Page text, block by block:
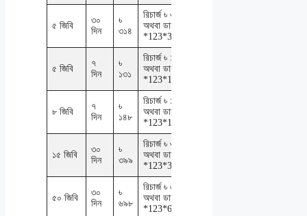
৫ জিবি
৩০
দিন
৳
৩১৪
রিচার্জ ৳ ৩১৪
অথবা ডায়াল
*123*344#
৫ জিবি
৭
দিন
৳
১৩১
রিচার্জ ৳ ১৩১
অথবা ডায়াল
*123*178#
৮ জিবি
৭
দিন
৳
১৪৮
রিচার্জ ৳ ১৪৮
অথবা ডায়াল
*123*148#
১৫ জিবি
৩০
দিন
৳
৩৯৯
রিচার্জ ৳ ৩৯৯
অথবা ডায়াল
*123*399#
৫০ জিবি
৩০
দিন
৳
৬৯৮
রিচার্জ ৳ ৬৯৮
অথবা ডায়াল
*123*698#